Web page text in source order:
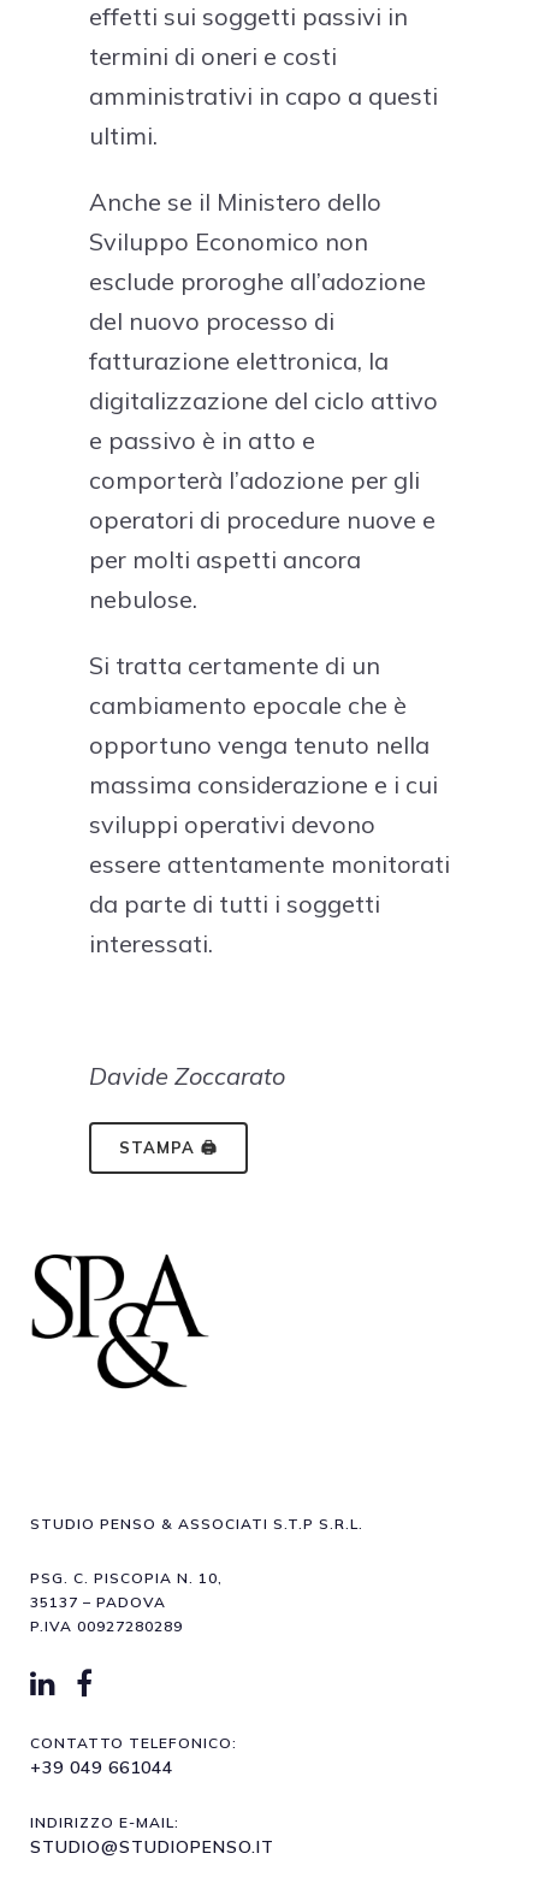
effetti sui soggetti passivi in
termini di oneri e costi
amministrativi in capo a questi
ultimi.
Anche se il Ministero dello
Sviluppo Economico non
esclude proroghe all’adozione
del nuovo processo di
fatturazione elettronica, la
digitalizzazione del ciclo attivo
e passivo è in atto e
comporterà l’adozione per gli
operatori di procedure nuove e
per molti aspetti ancora
nebulose.
Si tratta certamente di un
cambiamento epocale che è
opportuno venga tenuto nella
massima considerazione e i cui
sviluppi operativi devono
essere attentamente monitorati
da parte di tutti i soggetti
interessati.
Davide Zoccarato
STAMPA 🖨
STUDIO PENSO & ASSOCIATI S.T.P S.R.L.
PSG. C. PISCOPIA N. 10,
35137 – PADOVA
P.IVA 00927280289
CONTATTO TELEFONICO:
+39 049 661044
INDIRIZZO E-MAIL:
STUDIO@STUDIOPENSO.IT